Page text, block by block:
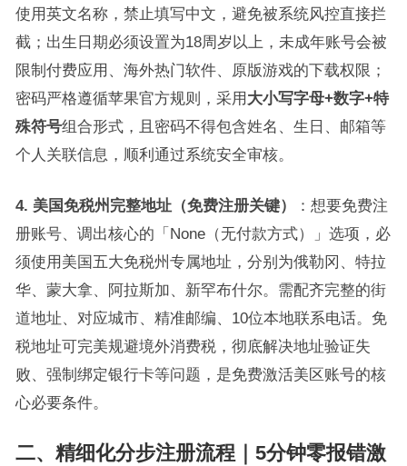
使用英文名称，禁止填写中文，避免被系统风控直接拦
截；出生日期必须设置为18周岁以上，未成年账号会被
限制付费应用、海外热门软件、原版游戏的下载权限；
密码严格遵循苹果官方规则，采用 大小写字母+数字+特
殊符号组合形式，且密码不得包含姓名、生日、邮箱等
个人关联信息，顺利通过系统安全审核。
4. 美国免税州完整地址（免费注册关键）
：想要免费注
册账号、调出核心的「None（无付款方式）」选项，必
须使用美国五大免税州专属地址，分别为俄勒冈、特拉
华、蒙大拿、阿拉斯加、新罕布什尔。需配齐完整的街
道地址、对应城市、精准邮编、10位本地联系电话。免
税地址可完美规避境外消费税，彻底解决地址验证失
败、强制绑定银行卡等问题，是免费激活美区账号的核
心必要条件。
二、精细化分步注册流程｜5分钟零报错激